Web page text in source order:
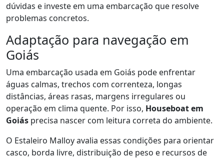
dúvidas e investe em uma embarcação que resolve
problemas concretos.
Adaptação para navegação em
Goiás
Uma embarcação usada em Goiás pode enfrentar
águas calmas, trechos com correnteza, longas
distâncias, áreas rasas, margens irregulares ou
operação em clima quente. Por isso, Houseboat em
Goiás precisa nascer com leitura correta do ambiente.
O Estaleiro Malloy avalia essas condições para orientar
casco, borda livre, distribuição de peso e recursos de